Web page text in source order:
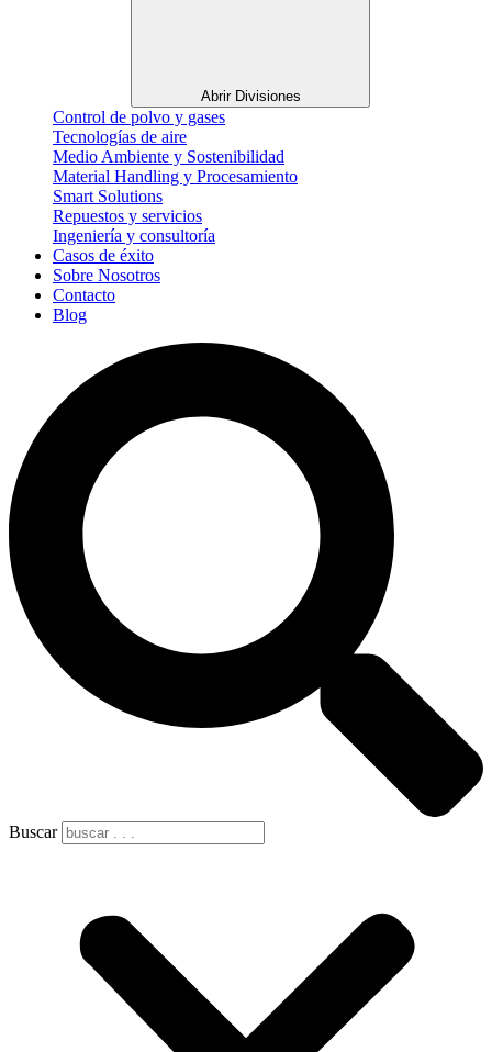
Abrir Divisiones
Control de polvo y gases
Tecnologías de aire
Medio Ambiente y Sostenibilidad
Material Handling y Procesamiento
Smart Solutions
Repuestos y servicios
Ingeniería y consultoría
Casos de éxito
Sobre Nosotros
Contacto
Blog
Buscar